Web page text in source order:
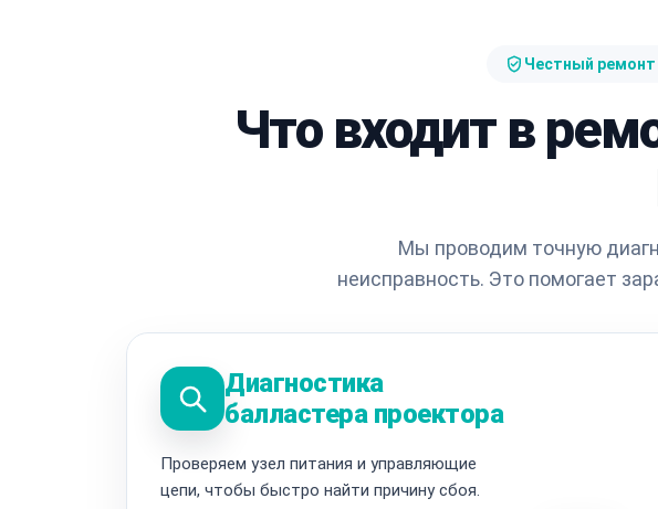
Честный ремонт
Что входит в
Мы проводим точную
неисправность. Это помогает
Диагностика
балластера проектора
Проверяем узел питания и управляющие
цепи, чтобы быстро найти причину сбоя.